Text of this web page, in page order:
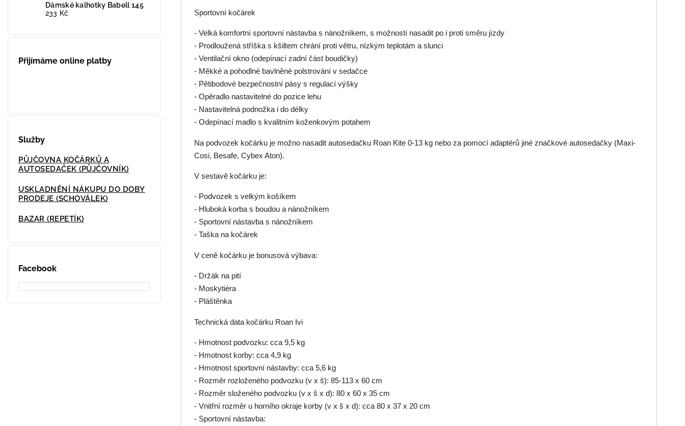
Dámské kalhotky Babell 145
233 Kč
Přijímáme online platby
Služby
PŮJČOVNA KOČÁRKŮ A
AUTOSEDAČEK (PŮJČOVNÍK)
USKLADNĚNÍ NÁKUPU DO DOBY
PRODEJE (SCHOVÁLEK)
BAZAR (REPETÍK)
Facebook
Sportovní kočárek
- Velká komfortní sportovní nástavba s nánožníkem, s možností nasadit po i proti směru jízdy
- Prodloužená stříška s kšiltem chrání proti větru, nízkým teplotám a slunci
- Ventilační okno (odepínací zadní část boudičky)
- Měkké a pohodlné bavlněné polstrování v sedačce
- Pětibodové bezpečnostní pásy s regulací výšky
- Opěradlo nastavitelné do pozice lehu
- Nastavitelná podnožka i do délky
- Odepínací madlo s kvalitním koženkovým potahem
Na podvozek kočárku je možno nasadit autosedačku Roan Kite 0-13 kg nebo za pomocí adaptérů jiné značkové autosedačky (Maxi-
Cosi, Besafe, Cybex Aton).
V sestavě kočárku je:
- Podvozek s velkým košíkem
- Hluboká korba s boudou a nánožníkem
- Sportovní nástavba s nánožníkem
- Taška na kočárek
V ceně kočárku je bonusová výbava:
- Držák na pití
- Moskytiéra
- Pláštěnka
Technická data kočárku Roan Ivi
- Hmotnost podvozku: cca 9,5 kg
- Hmotnost korby: cca 4,9 kg
- Hmotnost sportovní nástavby: cca 5,6 kg
- Rozměr rozloženého podvozku (v x š): 85-113 x 60 cm
- Rozměr složeného podvozku (v x š x d): 80 x 60 x 35 cm
- Vnitřní rozměr u horního okraje korby (v x š x d): cca 80 x 37 x 20 cm
- Sportovní nástavba: